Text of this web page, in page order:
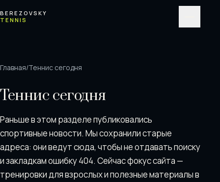
BEREZOVSKY
TENNIS
Главная/Теннис сегодня
Теннис сегодня
Раньше в этом разделе публиковались
спортивные новости. Мы сохранили старые
адреса: они ведут сюда, чтобы не отдавать поискy
и закладкам ошибку 404. Сейчас фокус сайта —
тренировки для взрослых и полезные материалы в